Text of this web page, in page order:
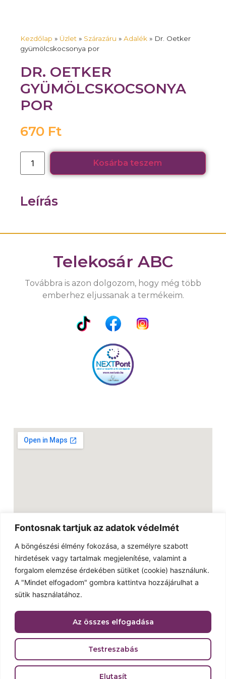
Fontosnak tartjuk az adatok védelmét
A böngészési élmény fokozása, a személyre szabott
hirdetések vagy tartalmak megjelenítése, valamint a
forgalom elemzése érdekében sütiket (cookie) használunk.
A "Mindet elfogadom" gombra kattintva hozzájárulhat a
sütik használatához.
Testreszabás
Elutasít
Az összes elfogadása
Kezdőlap » Üzlet » Szárazáru » Adalék » Dr. Oetker
gyümölcskocsonya por
DR. OETKER
GYÜMÖLCSKOCSONYA
POR
670 Ft
Kosárba teszem
Leírás
Telekosár ABC
Továbbra is azon dolgozom, hogy még több
emberhez eljussanak a termékeim.
Linkek
Külföldi snackek
Reklámújság
Adatvédelmi nyilatkozat
2023 © Minden jog fenntartva. Made with love by